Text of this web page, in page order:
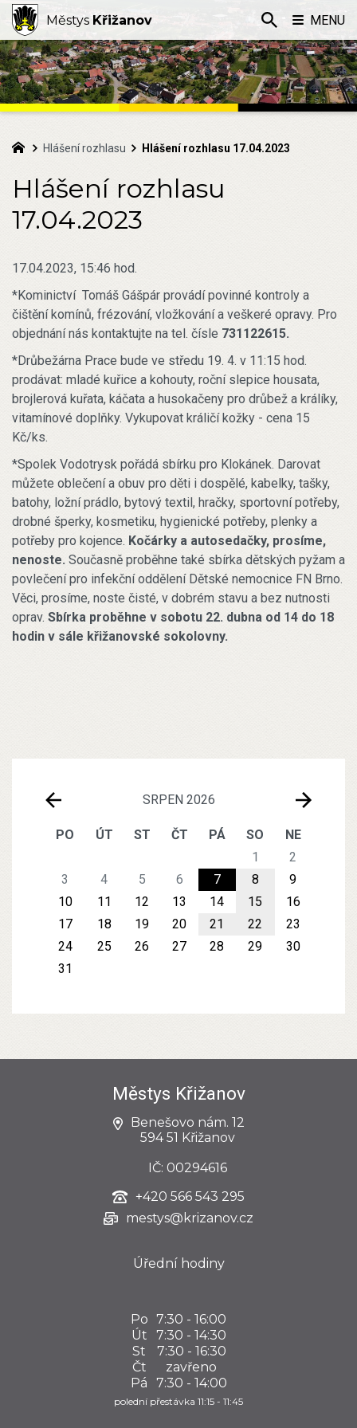
SRPEN 2026
PO ÚT ST ČT PÁ SO
NE
1
2
3
4 5 6 7 8
9
10
11 12 13 14 15
16
17
18 19 20 21 22
23
24
25 26 27 28 29
30
31
Hlášení rozhlasu Hlášení rozhlasu 17.04.2023
Hlášení rozhlasu
17.04.2023
17.04.2023, 15:46 hod.
*Kominictví Tomáš Gášpár provádí povinné kontroly a
čištění komínů, frézování, vložkování a veškeré opravy. Pro
objednání nás kontaktujte na tel. čísle 731122615.
*Drůbežárna Prace bude ve středu 19. 4. v 11:15 hod.
prodávat: mladé kuřice a kohouty, roční slepice housata,
brojlerová kuřata, káčata a husokačeny pro drůbež a králíky,
vitamínové doplňky. Vykupovat králičí kožky - cena 15
Kč/ks.
*Spolek Vodotrysk pořádá sbírku pro Klokánek. Darovat
můžete oblečení a obuv pro děti i dospělé, kabelky, tašky,
batohy, ložní prádlo, bytový textil, hračky, sportovní potřeby,
drobné šperky, kosmetiku, hygienické potřeby, plenky a
potřeby pro kojence. Kočárky a autosedačky, prosíme,
nenoste. Současně proběhne také sbírka dětských pyžam a
povlečení pro infekční oddělení Dětské nemocnice FN Brno.
Věci, prosíme, noste čisté, v dobrém stavu a bez nutnosti
oprav. Sbírka proběhne v sobotu 22. dubna od 14 do 18
hodin v sále křižanovské sokolovny.
Městys Křižanov
Benešovo nám. 12
594 51 Křižanov
IČ: 00294616
+420 566 543 295
mestys@krizanov.cz
Úřední hodiny
Po 7:30 - 16:00
Út
7:30 - 14:30
St
7:30 - 16:30
Čt
zavřeno
Pá
7:30 - 14:00
polední přestávka 11:15 - 11:45
Městys Křižanov MENU